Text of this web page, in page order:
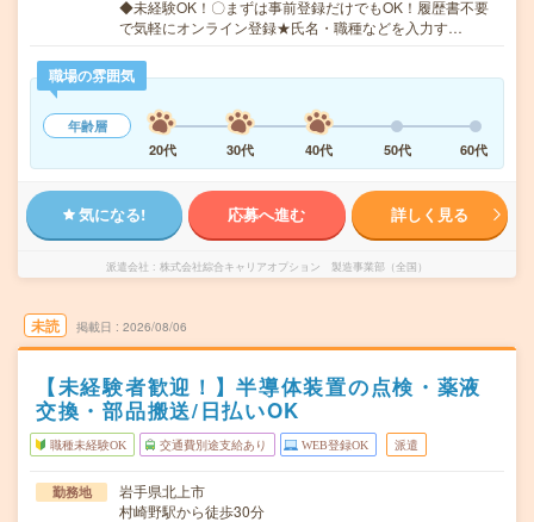
◆未経験OK！〇まずは事前登録だけでもOK！履歴書不要
で気軽にオンライン登録★氏名・職種などを入力す…
職場の雰囲気
年齢層
20代
30代 40代 50代 60代
気になる! 応募へ進む 詳しく見る
派遣会社 株式会社綜合キャリアオプション 製造事業部（全国）
未読 掲載日 2026/08/06
【未経験者歓迎！】半導体装置の点検・薬液
交換・部品搬送/日払いOK
職種未経験OK 交通費別途支給あり WEB登録OK 派遣
勤務地
岩手県北上市
村崎野駅から徒歩30分